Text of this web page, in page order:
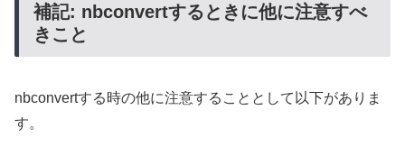
補記: nbconvertするときに他に注意すべ
きこと
nbconvertする時の他に注意することとして以下がありま
す。